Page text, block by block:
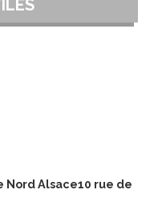
Nord Alsace10 rue de